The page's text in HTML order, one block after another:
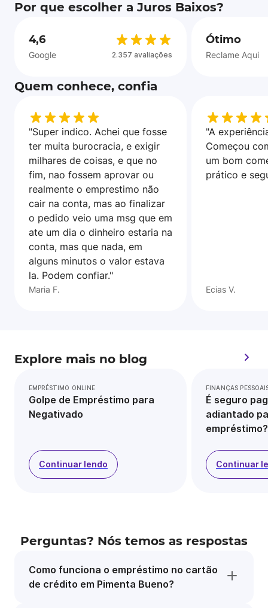
Por que escolher a Juros Baixos?
4,6
Google 2.357 avaliações
Ótimo
Reclame Aqui
Quem conhece, confia
"Super indico. Achei que fosse
ter muita burocracia, e exigir
milhares de coisas, e que no
fim, nao fossem aprovar ou
realmente o emprestimo não
cair na conta, mas ao finalizar
o pedido veio uma msg que em
ate um dia o dinheiro estaria na
conta, mas que nada, em
alguns minutos o valor estava
la. Podem confiar."
Maria F.
"A
Começou
um bom
prático e
Ecias V.
Explore mais no blog
EMPRÉSTIMO ONLINE
Golpe de Empréstimo para
Negativado
Continuar lendo
FINANÇAS
É seguro
adiantado
empréstimo?
Continuar
Perguntas? Nós temos as respostas
Como funciona o empréstimo no cartão
de crédito em Pimenta Bueno?